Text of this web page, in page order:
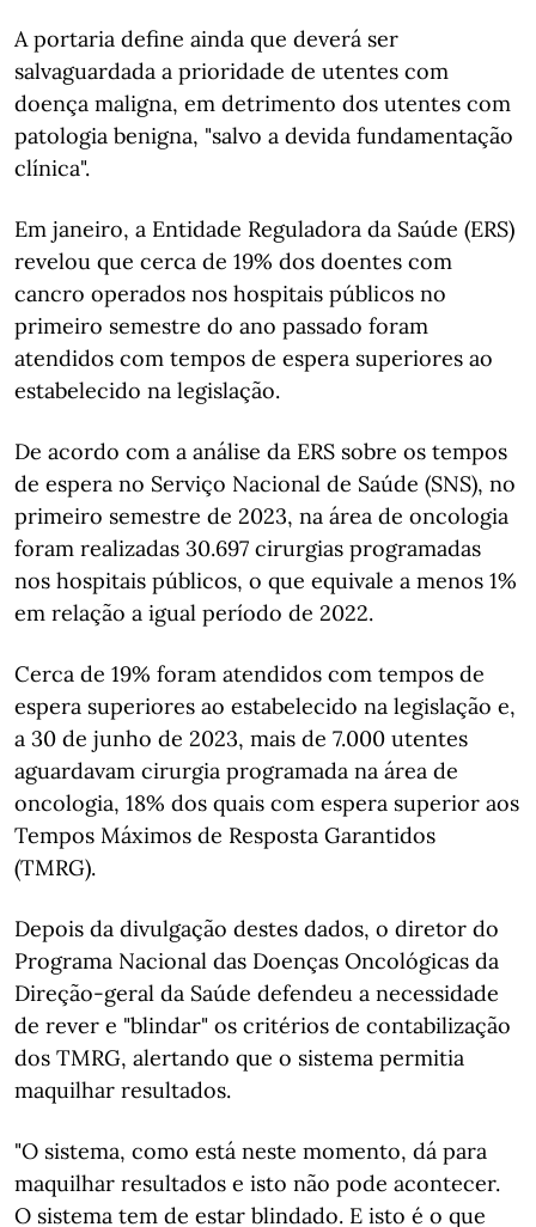
A portaria define ainda que deverá ser
salvaguardada a prioridade de utentes com
doença maligna, em detrimento dos utentes com
patologia benigna, "salvo a devida fundamentação
clínica".
Em janeiro, a Entidade Reguladora da Saúde (ERS)
revelou que cerca de 19% dos doentes com
cancro operados nos hospitais públicos no
primeiro semestre do ano passado foram
atendidos com tempos de espera superiores ao
estabelecido na legislação.
De acordo com a análise da ERS sobre os tempos
de espera no Serviço Nacional de Saúde (SNS), no
primeiro semestre de 2023, na área de oncologia
foram realizadas 30.697 cirurgias programadas
nos hospitais públicos, o que equivale a menos 1%
em relação a igual período de 2022.
Cerca de 19% foram atendidos com tempos de
espera superiores ao estabelecido na legislação e,
a 30 de junho de 2023, mais de 7.000 utentes
aguardavam cirurgia programada na área de
oncologia, 18% dos quais com espera superior aos
Tempos Máximos de Resposta Garantidos
(TMRG).
Depois da divulgação destes dados, o diretor do
Programa Nacional das Doenças Oncológicas da
Direção-geral da Saúde defendeu a necessidade
de rever e "blindar" os critérios de contabilização
dos TMRG, alertando que o sistema permitia
maquilhar resultados.
"O sistema, como está neste momento, dá para
maquilhar resultados e isto não pode acontecer.
O sistema tem de estar blindado. E isto é o que